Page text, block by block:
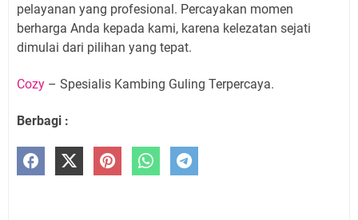
pelayanan yang profesional. Percayakan momen
berharga Anda kepada kami, karena kelezatan sejati
dimulai dari pilihan yang tepat.
Cozy – Spesialis Kambing Guling Terpercaya.
Berbagi :